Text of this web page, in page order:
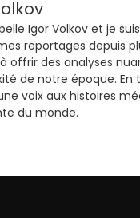
Igor Volkov et je
reportages depuis
offrir des analyses
de notre époque. En
voix aux histoires
du monde.